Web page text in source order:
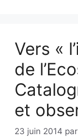
Vers «
de
et
23 juin 2014 par